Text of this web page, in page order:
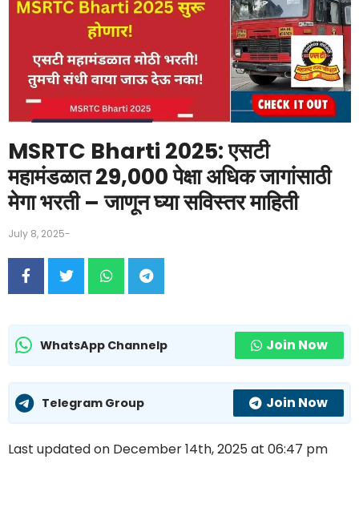
MSRTC Bharti 2025: एसटी
महामंडळात 29,000 पेक्षा अधिक जागांसाठी
मेगा भरती – जाणून घ्या सविस्तर माहिती
July 8, 2025-
WhatsApp Channelp Join Now
Telegram Group Join Now
Last updated on December 14th, 2025 at 06:47 pm